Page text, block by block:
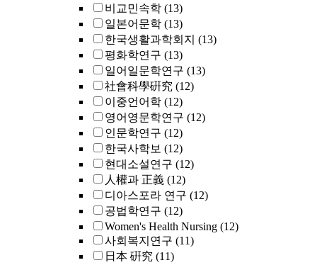
비교민속학 (13)
일본어문학 (13)
한국생활과학회지 (13)
평화학연구 (13)
일어일문학연구 (13)
社會科學硏究 (12)
이중언어학 (12)
영어영문학연구 (12)
인문학연구 (12)
한국사학보 (12)
현대소설연구 (12)
人權과 正義 (12)
디아스포라 연구 (12)
공법학연구 (12)
Women's Health Nursing (12)
사회복지연구 (11)
日本 硏究 (11)